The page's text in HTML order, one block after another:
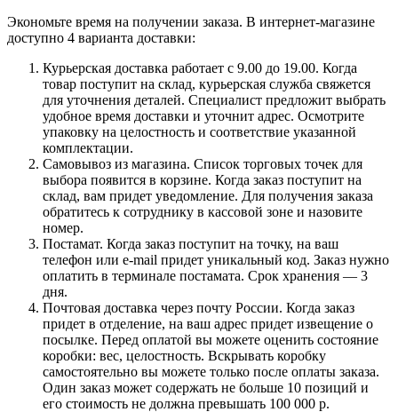
Экономьте время на получении заказа. В интернет-магазине
доступно 4 варианта доставки:
Курьерская доставка работает с 9.00 до 19.00. Когда
товар поступит на склад, курьерская служба свяжется
для уточнения деталей. Специалист предложит выбрать
удобное время доставки и уточнит адрес. Осмотрите
упаковку на целостность и соответствие указанной
комплектации.
Самовывоз из магазина. Список торговых точек для
выбора появится в корзине. Когда заказ поступит на
склад, вам придет уведомление. Для получения заказа
обратитесь к сотруднику в кассовой зоне и назовите
номер.
Постамат. Когда заказ поступит на точку, на ваш
телефон или e-mail придет уникальный код. Заказ нужно
оплатить в терминале постамата. Срок хранения — 3
дня.
Почтовая доставка через почту России. Когда заказ
придет в отделение, на ваш адрес придет извещение о
посылке. Перед оплатой вы можете оценить состояние
коробки: вес, целостность. Вскрывать коробку
самостоятельно вы можете только после оплаты заказа.
Один заказ может содержать не больше 10 позиций и
его стоимость не должна превышать 100 000 р.